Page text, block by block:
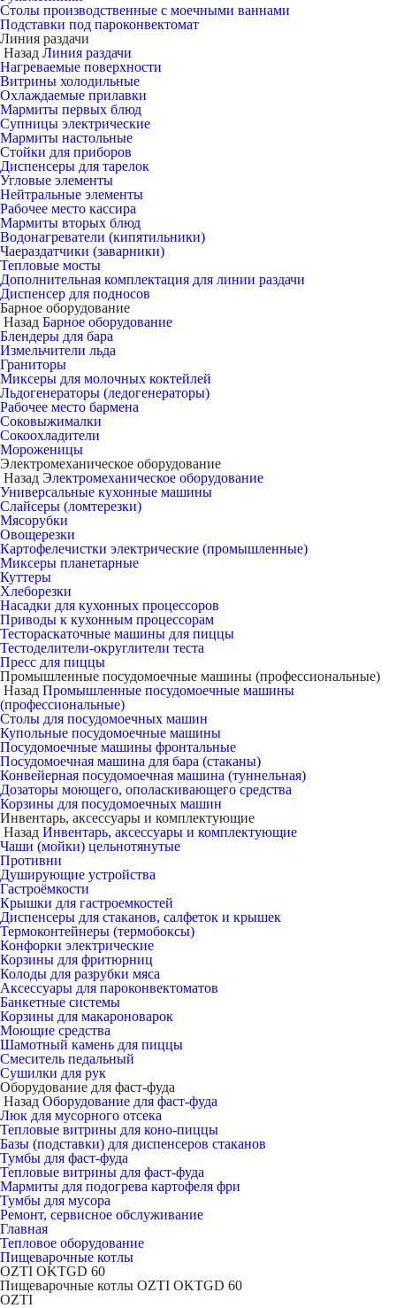
Столы производственные с моечными ваннами
Подставки под пароконвектомат
Линия раздачи
Назад Линия раздачи
Нагреваемые поверхности
Витрины холодильные
Охлаждаемые прилавки
Мармиты первых блюд
Супницы электрические
Мармиты настольные
Стойки для приборов
Диспенсеры для тарелок
Угловые элементы
Нейтральные элементы
Рабочее место кассира
Мармиты вторых блюд
Водонагреватели (кипятильники)
Чаераздатчики (заварники)
Тепловые мосты
Дополнительная комплектация для линии раздачи
Диспенсер для подносов
Барное оборудование
Назад Барное оборудование
Блендеры для бара
Измельчители льда
Граниторы
Миксеры для молочных коктейлей
Льдогенераторы (ледогенераторы)
Рабочее место бармена
Соковыжималки
Сокоохладители
Мороженицы
Электромеханическое оборудование
Назад Электромеханическое оборудование
Универсальные кухонные машины
Слайсеры (ломтерезки)
Мясорубки
Овощерезки
Картофелечистки электрические (промышленные)
Миксеры планетарные
Куттеры
Хлеборезки
Насадки для кухонных процессоров
Приводы к кухонным процессорам
Тестораскаточные машины для пиццы
Тестоделители-округлители теста
Пресс для пиццы
Промышленные посудомоечные машины (профессиональные)
Назад Промышленные посудомоечные машины
(профессиональные)
Столы для посудомоечных машин
Купольные посудомоечные машины
Посудомоечные машины фронтальные
Посудомоечная машина для бара (стаканы)
Конвейерная посудомоечная машина (туннельная)
Дозаторы моющего, ополаскивающего средства
Корзины для посудомоечных машин
Инвентарь, аксессуары и комплектующие
Назад Инвентарь, аксессуары и комплектующие
Чаши (мойки) цельнотянутые
Противни
Душирующие устройства
Гастроёмкости
Крышки для гастроемкостей
Диспенсеры для стаканов, салфеток и крышек
Термоконтейнеры (термобоксы)
Конфорки электрические
Корзины для фритюрниц
Колоды для разрубки мяса
Аксессуары для пароконвектоматов
Банкетные системы
Корзины для макароноварок
Моющие средства
Шамотный камень для пиццы
Смеситель педальный
Сушилки для рук
Оборудование для фаст-фуда
Назад Оборудование для фаст-фуда
Люк для мусорного отсека
Тепловые витрины для коно-пиццы
Базы (подставки) для диспенсеров стаканов
Тумбы для фаст-фуда
Тепловые витрины для фаст-фуда
Мармиты для подогрева картофеля фри
Тумбы для мусора
Ремонт, сервисное обслуживание
Главная
Тепловое оборудование
Пищеварочные котлы
OZTI OKTGD 60
Пищеварочные котлы OZTI OKTGD 60
OZTI